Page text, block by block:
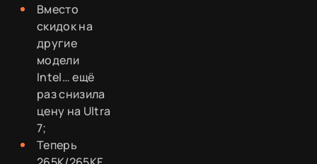
Вместо
скидок на
другие
модели
Intel… ещё
раз снизила
цену на Ultra
7;
Теперь